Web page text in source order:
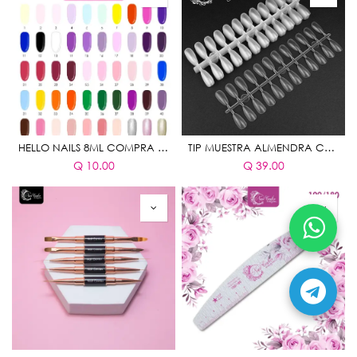
HELLO NAILS 8ML COMPRA MINIMA 6 PIEZAS COLORES MIX
Q 10.00
TIP MUESTRA ALMENDRA CLEAR 240 PIEZAS
Q 39.00